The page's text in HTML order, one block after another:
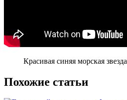
Красивая синяя морская звезда
Похожие статьи